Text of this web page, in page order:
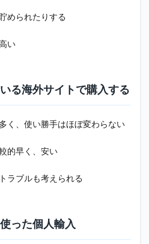
められたりする
い
る海外サイトで購入する
く、使い勝手はほぼ変わらない
的早く、安い
ラブルも考えられる
った個人輸入